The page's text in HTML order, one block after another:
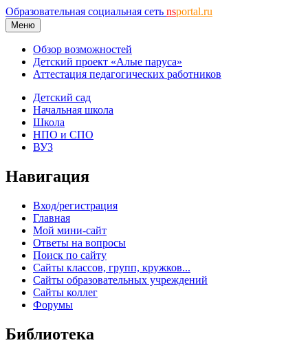
Образовательная социальная сеть nsportal.ru
Меню
Обзор возможностей
Детский проект «Алые паруса»
Аттестация педагогических работников
Детский сад
Начальная школа
Школа
НПО и СПО
ВУЗ
Навигация
Вход/регистрация
Главная
Мой мини-сайт
Ответы на вопросы
Поиск по сайту
Сайты классов, групп, кружков...
Сайты образовательных учреждений
Сайты коллег
Форумы
Библиотека